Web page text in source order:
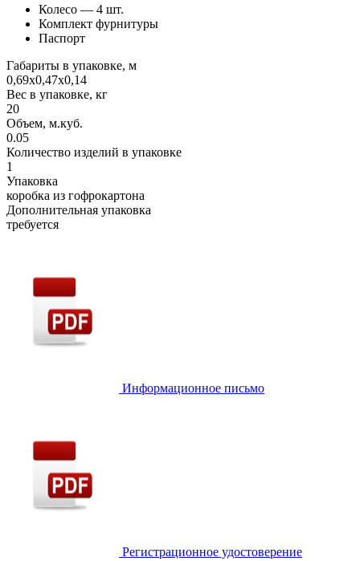
Колесо — 4 шт.
Комплект фурнитуры
Паспорт
Габариты в упаковке, м
0,69х0,47х0,14
Вес в упаковке, кг
20
Объем, м.куб.
0.05
Количество изделий в упаковке
1
Упаковка
коробка из гофрокартона
Дополнительная упаковка
требуется
Информационное письмо
Регистрационное удостоверение